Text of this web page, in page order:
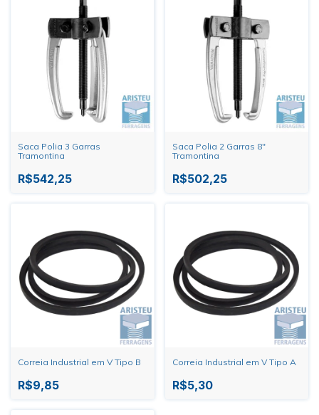
Saca Polia 3 Garras
Tramontina
R$542,25
Saca Polia 2 Garras 8"
Tramontina
R$502,25
Correia Industrial em V Tipo B
R$9,85
Correia Industrial em V Tipo A
R$5,30